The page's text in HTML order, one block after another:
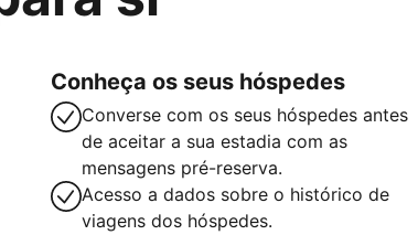
Conheça os seus hóspedes
Converse com os seus hóspedes antes
de aceitar a sua estadia com as
mensagens pré-reserva.
Acesso a dados sobre o histórico de
viagens dos hóspedes.